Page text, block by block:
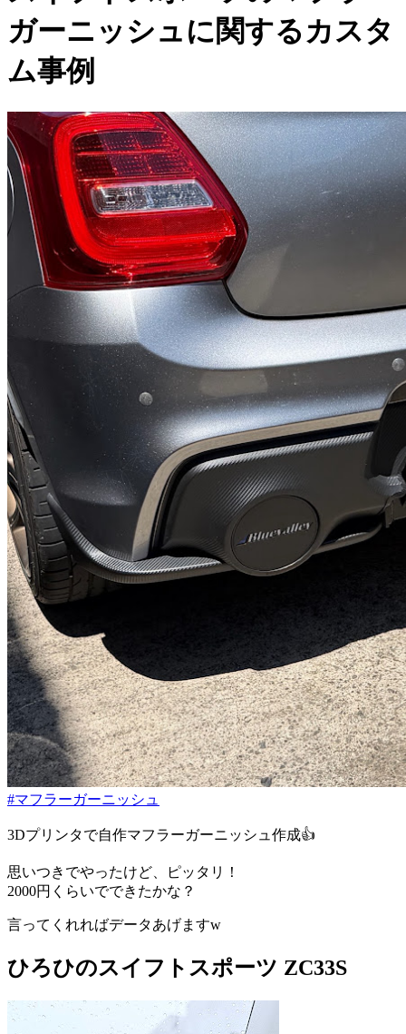
ガーニッシュに関するカスタ
ム事例
#マフラーガーニッシュ
3Dプリンタで自作マフラーガーニッシュ作成👍
思いつきでやったけど、ピッタリ！
2000円くらいでできたかな？
言ってくれればデータあげますw
ひろひのスイフトスポーツ ZC33S